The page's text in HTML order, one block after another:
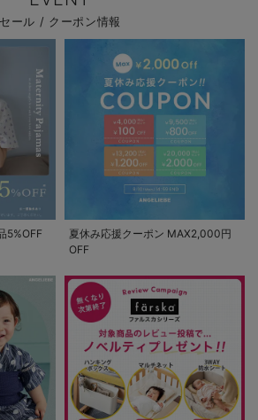
セール / クーポン情報
5%OFF
夏休み応援クーポン MAX2,000円
OFF